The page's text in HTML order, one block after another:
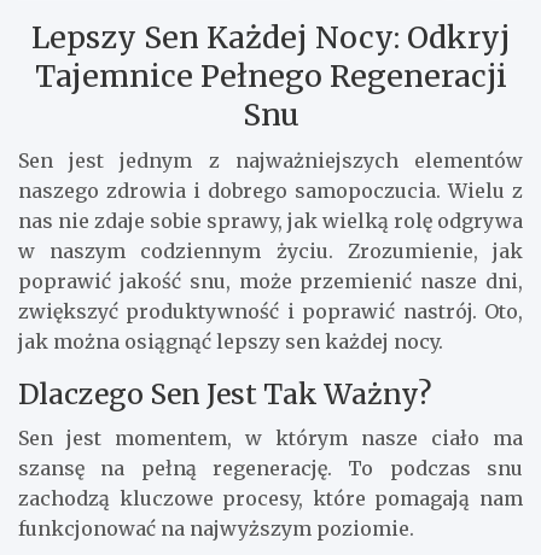
Lepszy Sen Każdej Nocy: Odkryj
Tajemnice Pełnego Regeneracji
Snu
Sen jest jednym z najważniejszych elementów
naszego zdrowia i dobrego samopoczucia. Wielu z
nas nie zdaje sobie sprawy, jak wielką rolę odgrywa
w naszym codziennym życiu. Zrozumienie, jak
poprawić jakość snu, może przemienić nasze dni,
zwiększyć produktywność i poprawić nastrój. Oto,
jak można osiągnąć lepszy sen każdej nocy.
Dlaczego Sen Jest Tak Ważny?
Sen jest momentem, w którym nasze ciało ma
szansę na pełną regenerację. To podczas snu
zachodzą kluczowe procesy, które pomagają nam
funkcjonować na najwyższym poziomie.